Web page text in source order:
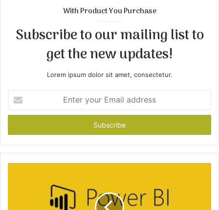
With Product You Purchase
Subscribe to our mailing list to
get the new updates!
Lorem ipsum dolor sit amet, consectetur.
t
r
y